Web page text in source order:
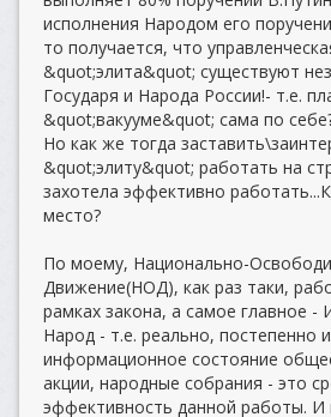
исполнения Народом его
то получается, что
&quot;элита&quot; существуют
Государя и Народа России!- т.е.
&quot;вакууме&quot; сама по
Но как же тогда
&quot;элиту&quot; работать на
захотела эффективно
место?
По моему, Национально-
Движение(НОД), как раз таки,
рамках закона, а самое
Народ - т.е. реально, постепенно
информационное состояние
акции, народные собрания - это
эффективность данной работы.